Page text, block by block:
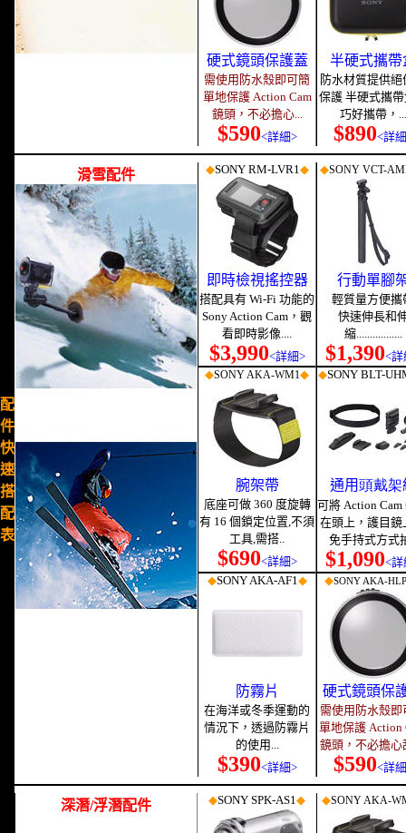
配
件
快
速
搭
配
表
硬式鏡頭保護蓋
需使用防水殼即可簡
單地保護 Action Cam
鏡頭，不必擔心...
$590<詳細>
半硬式攜帶
防水材質提供絕
保護 半硬式攜
巧好攜帶，...
$890<詳
滑雪配件 ◆SONY RM-LVR1◆
即時檢視搖控器
搭配具有 Wi-Fi 功能的
Sony Action Cam，觀
看即時影像....
$3,990<詳細>
◆SONY VCT-
行動單腳
輕質量方便攜
快速伸長和
縮.................
$1,390<詳
◆SONY AKA-WM1◆
腕架帶
底座可做 360 度旋轉
有 16 個鎖定位置,不須
工具,需搭..
$690<詳細>
◆SONY BLT-
通用頭戴架
可將 Action Cam
在頭上，護目鏡
免手持式方式
$1,090<詳
◆SONYAKA-AF1◆
防霧片
在海洋或冬季運動的
情況下，透過防霧片
的使用...
$390<詳細>
◆SONY AKA-
硬式鏡頭保
需使用防水殼即
單地保護 Action
鏡頭，不必擔心
$590<詳
深潛/浮潛配件 ◆SONY SPK-AS1◆ ◆SONY AKA-